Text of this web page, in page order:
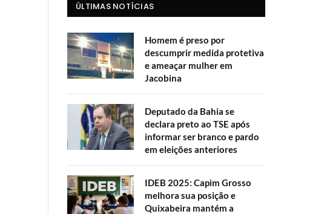
ÚLTIMAS NOTÍCIAS
Homem é preso por
descumprir medida protetiva
e ameaçar mulher em
Jacobina
Deputado da Bahia se
declara preto ao TSE após
informar ser branco e pardo
em eleições anteriores
IDEB 2025: Capim Grosso
melhora sua posição e
Quixabeira mantém a